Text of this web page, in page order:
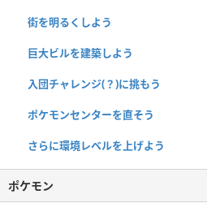
街を明るくしよう
巨大ビルを建築しよう
入団チャレンジ(？)に挑もう
ポケモンセンターを直そう
さらに環境レベルを上げよう
ポケモン